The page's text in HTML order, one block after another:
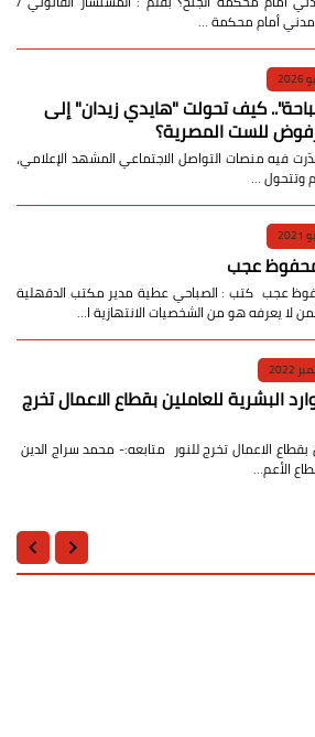
أمام محكمة …
كيف تحولت "هايدي زيدان" إلى
للست المصرية؟
منصات التواصل الاجتماعي المشهد الإعلامي،
وتتحول …
عجب
عجب كتب : الصباحي عطية مدير مكتب الدقهلية
يعرفه هو من الشخصيات الانتهازية ا…
البشرية للعاملين بقطاع الاعمال تخرج
بقطاع الاعمال تخرج للنور متابعه:- محمد سراج الدين
الأعم…